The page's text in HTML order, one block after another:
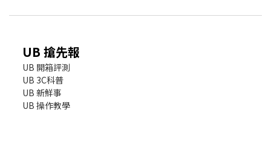
UB 搶先報
UB 開箱評測
UB 3C科普
UB 新鮮事
UB 操作教學